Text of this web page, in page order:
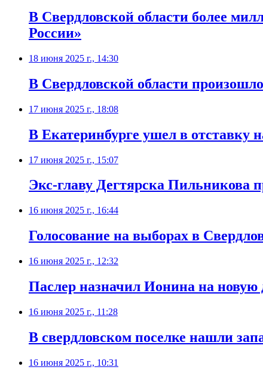
В Свердловской области более
России»
18 июня 2025 г., 14:30
В Свердловской области
17 июня 2025 г., 18:08
В Екатеринбурге ушел в отставку
17 июня 2025 г., 15:07
Экс-главу Дегтярска Пильникова
16 июня 2025 г., 16:44
Голосование на выборах в
16 июня 2025 г., 12:32
Паслер назначил Ионина на новую
16 июня 2025 г., 11:28
В свердловском поселке нашли
16 июня 2025 г., 10:31